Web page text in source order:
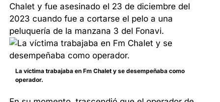
Chalet y fue asesinado el 23 de diciembre del
2023 cuando fue a cortarse el pelo a una
peluquería de la manzana 3 del Fonavi.
La víctima trabajaba en Fm Chalet y se desempeñaba como
operador.